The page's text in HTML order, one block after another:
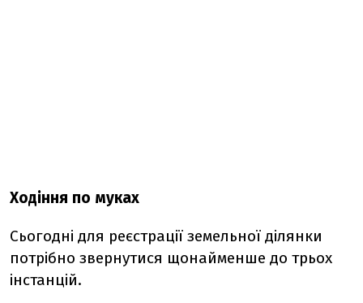
Ходіння по муках
Сьогодні для реєстрації земельної ділянки
потрібно звернутися щонайменше до трьох
інстанцій.